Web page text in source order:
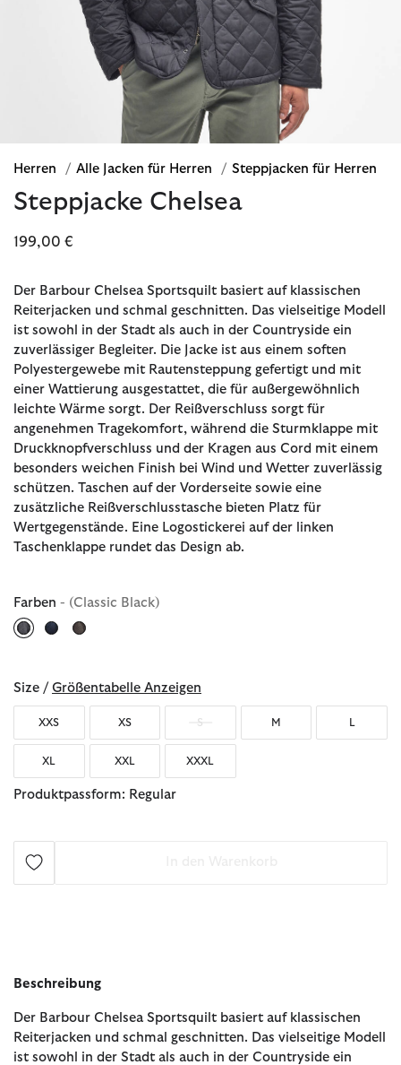
Herren / Alle Jacken für Herren / Steppjacken für Herren
Steppjacke Chelsea
199,00 €
Der Barbour Chelsea Sportsquilt basiert auf klassischen
Reiterjacken und schmal geschnitten. Das vielseitige Modell
ist sowohl in der Stadt als auch in der Countryside ein
zuverlässiger Begleiter. Die Jacke ist aus einem soften
Polyestergewebe mit Rautensteppung gefertigt und mit
einer Wattierung ausgestattet, die für außergewöhnlich
leichte Wärme sorgt. Der Reißverschluss sorgt für
angenehmen Tragekomfort, während die Sturmklappe mit
Druckknopfverschluss und der Kragen aus Cord mit einem
besonders weichen Finish bei Wind und Wetter zuverlässig
schützen. Taschen auf der Vorderseite sowie eine
zusätzliche Reißverschlusstasche bieten Platz für
Wertgegenstände. Eine Logostickerei auf der linken
Taschenklappe rundet das Design ab.
Farben - (Classic Black)
Size / Größentabelle Anzeigen
XXS XS S M L
XL XXL XXXL
Produktpassform: Regular
Beschreibung
Der Barbour Chelsea Sportsquilt basiert auf klassischen
Reiterjacken und schmal geschnitten. Das vielseitige Modell
ist sowohl in der Stadt als auch in der Countryside ein